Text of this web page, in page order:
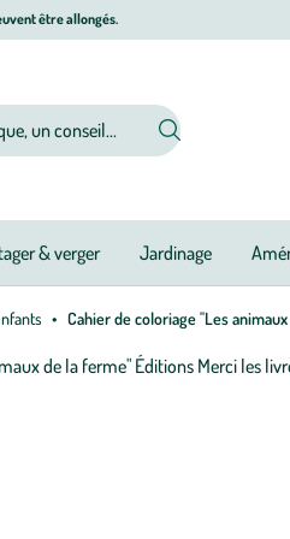
être allongés.
& verger Jardinage
Cahier de coloriage "Les